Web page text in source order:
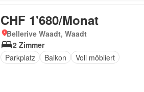
CHF 1'680/Monat
Bellerive Waadt, Waadt
2 Zimmer
Parkplatz
Balkon Voll möbliert